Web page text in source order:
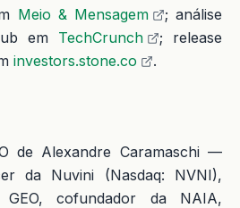
Meio & Mensagem
; análise
em TechCrunch
; release
investors.stone.co .
de Alexandre Caramaschi —
da Nuvini (Nasdaq: NVNI),
cofundador da NAIA,